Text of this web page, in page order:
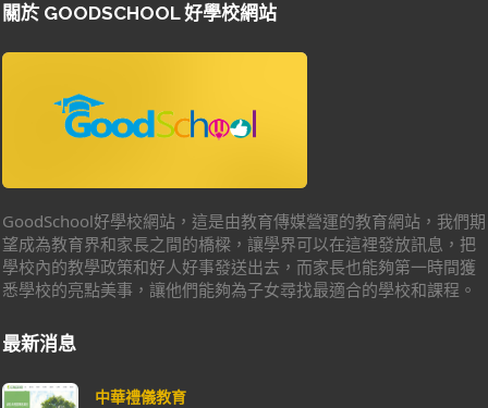
關於 GOODSCHOOL 好學校網站
GoodSchool好學校網站，這是由教育傳媒營運的教育網站，我們期
望成為教育界和家長之間的橋樑，讓學界可以在這裡發放訊息，把
學校內的教學政策和好人好事發送出去，而家長也能夠第一時間獲
悉學校的亮點美事，讓他們能夠為子女尋找最適合的學校和課程。
最新消息
中華禮儀教育